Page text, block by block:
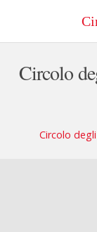
Circolo
Circolo